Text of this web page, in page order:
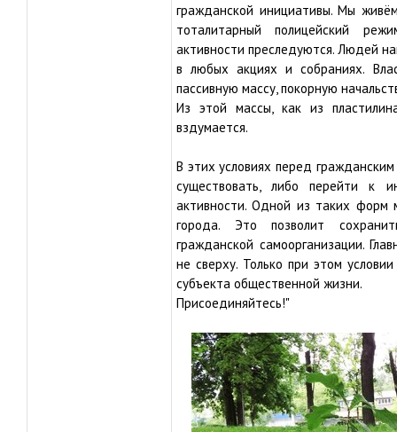
гражданской инициативы. Мы
тоталитарный полицейский
активности преследуются. Людей
в любых акциях и собраниях.
пассивную массу, покорную
Из этой массы, как из
вздумается.
В этих условиях перед
существовать, либо перейти к
активности. Одной из таких форм
города. Это позволит
гражданской самоорганизации.
не сверху. Только при этом
субъекта общественной жизни.
Присоединяйтесь!"